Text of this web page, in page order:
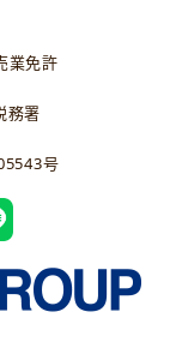
業免許
務署
号